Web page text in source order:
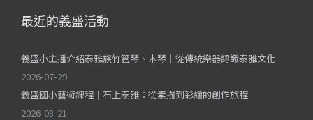
最近的義盛活動
義盛小主播介紹泰雅族竹管琴、木琴｜從傳統樂器認識泰雅文化
2026-07-29
義盛國小藝術課程｜石上泰雅：從素描到彩繪的創作旅程
2026-03-21